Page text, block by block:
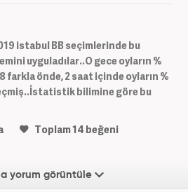
istabul BB seçimlerinde bu
uyguladılar..O gece oyların %
farkla önde, 2 saat içinde oyların %
bilimine göre bu
Toplam14 beğeni
yorum görüntüle